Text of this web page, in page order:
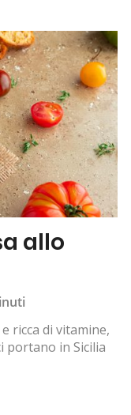
allo
ricca di vitamine,
portano in Sicilia